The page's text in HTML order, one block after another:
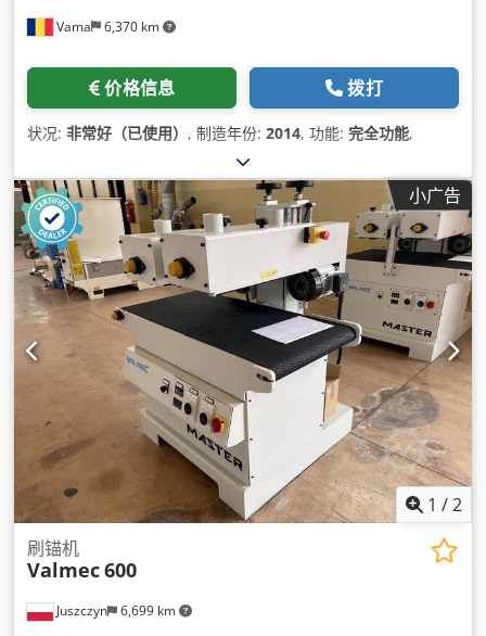
Vama 6,370 km
价格信息 拨打
状况: 非常好（已使用） , 制造年份: 2014, 功能: 完全功能,
小广告
1 /2
Juszczyn 6,699 km
刷锚机
Valmec600